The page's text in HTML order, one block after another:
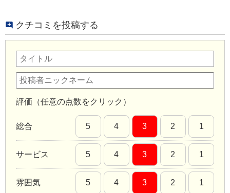
クチコミを投稿する
評価（任意の点数をクリック）
総合 5 4 3 2 1
サービス 5 4 3 2 1
雰囲気 5 4 3 2 1